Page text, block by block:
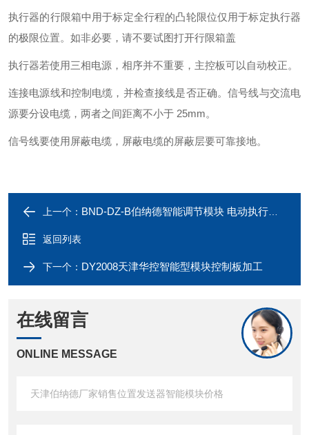
执行器的行限箱中用于标定全行程的凸轮限位仅用于标定执行器
的极限位置。如非必要，请不要试图打开行限箱盖
执行器若使用三相电源，相序并不重要，主控板可以自动校正。
连接电源线和控制电缆，并检查接线是否正确。信号线与交流电
源要分设电缆， 两者之间距离不小于 25mm。
信号线要使用屏蔽电缆，屏蔽电缆的屏蔽层要可靠接地。
上一个： BND-DZ-B伯纳德智能调节模块 电动执行器配件
返回列表
下一个： DY2008天津华控智能型模块控制板加工
在线留言
ONLINE MESSAGE